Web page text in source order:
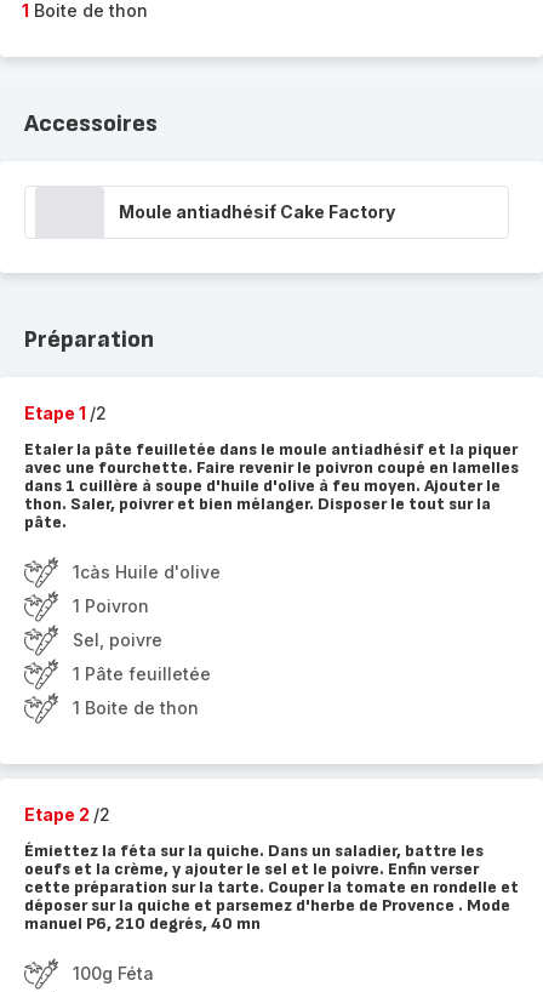
1 Boite de thon
Accessoires
Moule antiadhésif Cake Factory
Préparation
Etape 1 /2
Etaler la pâte feuilletée dans le moule antiadhésif et la piquer
avec une fourchette. Faire revenir le poivron coupé en lamelles
dans 1 cuillère à soupe d'huile d'olive à feu moyen. Ajouter le
thon. Saler, poivrer et bien mélanger. Disposer le tout sur la
pâte.
1càs Huile d'olive
1 Poivron
Sel, poivre
1 Pâte feuilletée
1 Boite de thon
Etape 2 /2
Émiettez la féta sur la quiche. Dans un saladier, battre les
oeufs et la crème, y ajouter le sel et le poivre. Enfin verser
cette préparation sur la tarte. Couper la tomate en rondelle et
déposer sur la quiche et parsemez d'herbe de Provence . Mode
manuel P6, 210 degrés, 40 mn
100g Féta